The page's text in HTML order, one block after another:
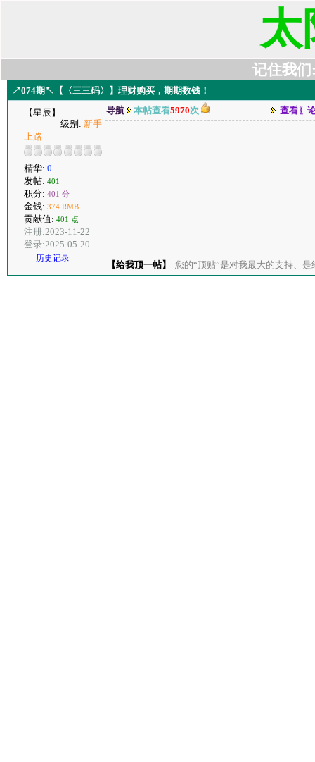
太
记住我们
↗074期↖【〈三三码〉】理财购买，期期数钱！
【星辰】
级别: 新手
上路
精华: 0
发帖: 401
积分: 401 分
金钱: 374 RMB
贡献值: 401 点
注册:2023-11-22
登录:2025-05-20
历史记录
导航 本帖查看5970次 查看〖
【给我顶一帖】 您的“顶贴”是对我最大的支持、